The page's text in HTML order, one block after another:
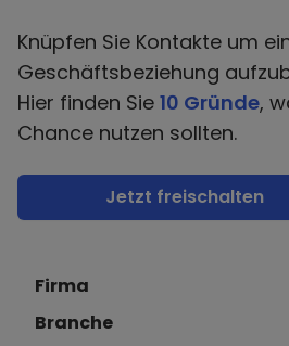
Knüpfen Sie Kontakte um
Geschäftsbeziehung
Hier finden Sie 10 Gründe,
Chance nutzen sollten.
Jetzt freischalten
Firma
Branche